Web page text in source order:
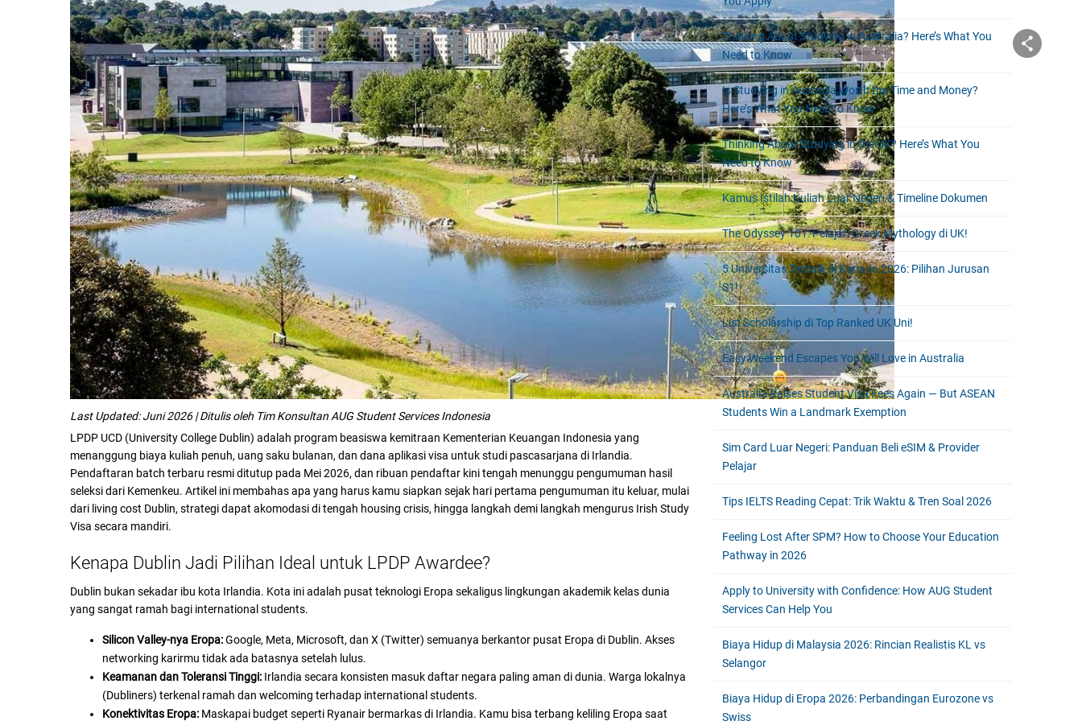
Last Updated: Juni 2026 | Ditulis oleh Tim Konsultan AUG Student Services Indonesia
LPDP UCD (University College Dublin) adalah program beasiswa kemitraan Kementerian Keuangan Indonesia yang
menanggung biaya kuliah penuh, uang saku bulanan, dan dana aplikasi visa untuk studi pascasarjana di Irlandia.
Pendaftaran batch terbaru resmi ditutup pada Mei 2026, dan ribuan pendaftar kini tengah menunggu pengumuman hasil
seleksi dari Kemenkeu. Artikel ini membahas apa yang harus kamu siapkan sejak hari pertama pengumuman itu keluar, mulai
dari living cost Dublin, strategi dapat akomodasi di tengah housing crisis, hingga langkah demi langkah mengurus Irish Study
Visa secara mandiri.
Kenapa Dublin Jadi Pilihan Ideal untuk LPDP Awardee?
Dublin bukan sekadar ibu kota Irlandia. Kota ini adalah pusat teknologi Eropa sekaligus lingkungan akademik kelas dunia
yang sangat ramah bagi international students.
Silicon Valley-nya Eropa:Google, Meta, Microsoft, dan X (Twitter) semuanya berkantor pusat Eropa di Dublin. Akses
networking karirmu tidak ada batasnya setelah lulus.
Keamanan dan Toleransi Tinggi: Irlandia secara konsisten masuk daftar negara paling aman di dunia. Warga lokalnya
(Dubliners) terkenal ramah dan welcoming terhadap international students.
Konektivitas Eropa: Maskapai budget seperti Ryanair bermarkas di Irlandia. Kamu bisa terbang keliling Eropa saat
Thinking About Studying in Australia? Here’s What You
Need to Know
Is Studying in Australia Worth the Time and Money?
Here’s What You Need to Know
Thinking About Studying in the UK? Here’s What You
Need to Know
Kamus Istilah Kuliah Luar Negeri & Timeline Dokumen
The Odyssey 101: Pelajari Greek Mythology di UK!
5 Universitas Terbaik di Kanada 2026: Pilihan Jurusan
S1!
List Scholarship di Top Ranked UK Uni!
Easy Weekend Escapes You Will Love in Australia
Australia Raises Student Visa Fees Again — But ASEAN
Students Win a Landmark Exemption
Sim Card Luar Negeri: Panduan Beli eSIM & Provider
Pelajar
Tips IELTS Reading Cepat: Trik Waktu & Tren Soal 2026
Feeling Lost After SPM? How to Choose Your Education
Pathway in 2026
Apply to University with Confidence: How AUG Student
Services Can Help You
Biaya Hidup di Malaysia 2026: Rincian Realistis KL vs
Selangor
Biaya Hidup di Eropa 2026: Perbandingan Eurozone vs
Swiss